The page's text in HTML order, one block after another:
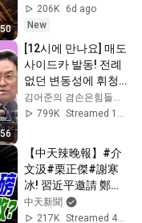
蜂王 #鄉村逆襲 #創
業短劇 #養蜂致富 #
窮小子逆襲 #打臉爽
劇 #白手起家 #人生
翻盤 #熱門短劇
206K
6d ago
New
[12시에 만나요] 매도
사이드카 발동! 전례
없던 변동성에 휘청
이는 국민투자자 심
리😢ㅣ2026년 6월
김어준의 겸손은힘들다 뉴스공장
799K
Streamed 1mo ago
【中天辣晚報】#介
文汲#栗正傑#謝寒
冰! 習近平邀請 鄭麗
文重磅! 中俄挺伊朗
美奪島必敗? 胡塞炸
中天新聞
217K
Streamed 4mo ago